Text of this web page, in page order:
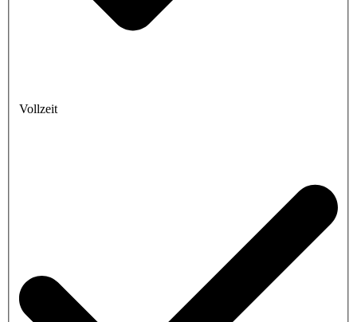
Vollzeit